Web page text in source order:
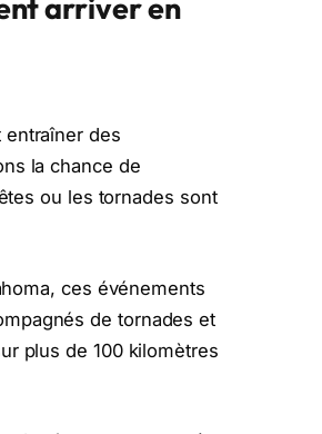
arriver en
des
la chance de
ou les tornades sont
ces événements
de tornades et
plus de 100 kilomètres